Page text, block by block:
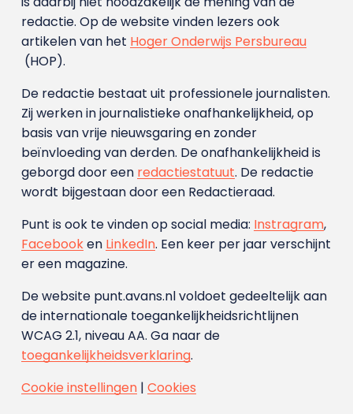
redactie. Op de website vinden lezers ook
artikelen van het Hoger Onderwijs Persbureau
(HOP).
De redactie bestaat uit professionele journalisten.
Zij werken in journalistieke onafhankelijkheid, op
basis van vrije nieuwsgaring en zonder
beïnvloeding van derden. De onafhankelijkheid is
geborgd door een redactiestatuut. De redactie
wordt bijgestaan door een Redactieraad.
Punt is ook te vinden op social media: Instragram,
Facebooken LinkedIn. Een keer per jaar verschijnt
er een magazine.
De website punt.avans.nl voldoet gedeeltelijk aan
de internationale toegankelijkheidsrichtlijnen
WCAG 2.1, niveau AA. Ga naar de
toegankelijkheidsverklaring.
Cookie instellingen| Cookies